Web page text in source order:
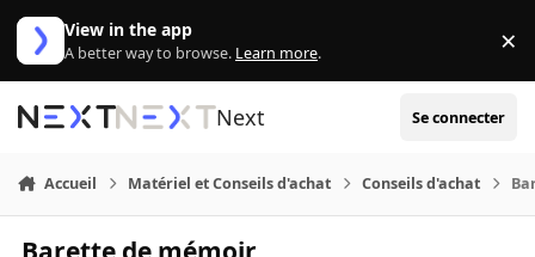
Aller au contenu
View in the app
A better way to browse. Learn more. ×
Next Se connecter
Accueil Matériel et Conseils d'achat Conseils d'achat